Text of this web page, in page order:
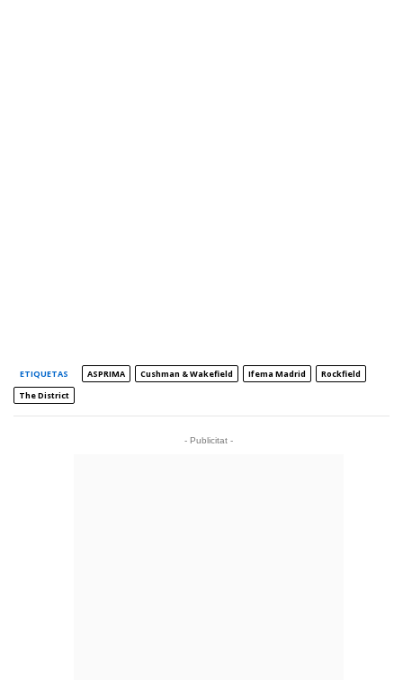
ETIQUETAS ASPRIMA Cushman & Wakefield Ifema Madrid
Rockfield
The District
- Publicitat -